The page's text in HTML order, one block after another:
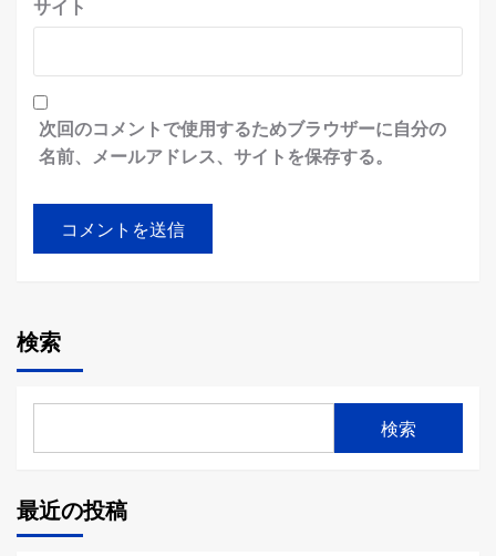
サイト
次回のコメントで使用するためブラウザーに自分の
名前、メールアドレス、サイトを保存する。
検索
検索
最近の投稿